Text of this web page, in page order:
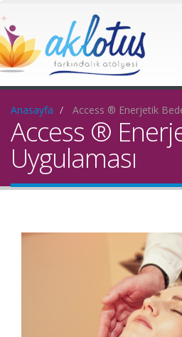
Anasayfa Access ® Enerjetik
Access ®
Uygulaması